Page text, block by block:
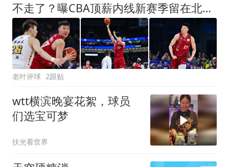
不走了？曝CBA顶薪内线新赛季留在北京首钢，李楠还会重用他吗？
老叶评球 2跟贴
wtt横滨晚宴花絮，球员
们选宝可梦
扶光看世界